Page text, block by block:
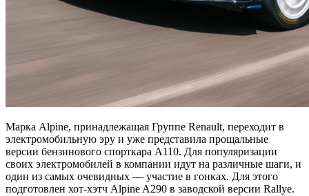
Марка Alpine, принадлежащая Группе Renault, переходит в
электромобильную эру и уже представила прощальные
версии бензинового спорткара A110. Для популяризации
своих электромобилей в компании идут на различные шаги, и
один из самых очевидных — участие в гонках. Для этого
подготовлен хот-хэтч Alpine A290 в заводской версии Rallye.